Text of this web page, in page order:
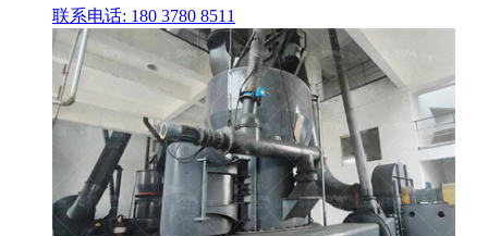
联系电话: 180 3780 8511